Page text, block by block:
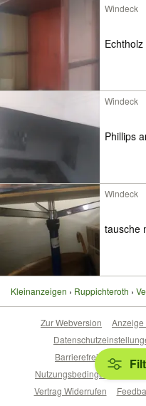
Windeck
Windeck
Phillips
Windeck
tausche
Kleinanzeigen Ruppichteroth
Zur Webversion Anzeige
Nutzungsbedingungen
Vertrag Widerrufen